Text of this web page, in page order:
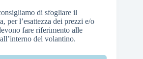
di sfogliare il
per l’esattezza dei prezzi e/o
fare riferimento alle
del volantino.